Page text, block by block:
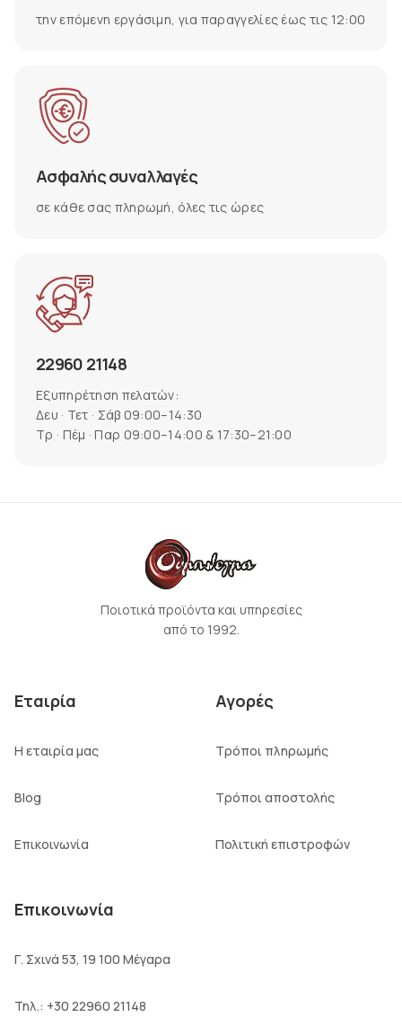
την επόμενη εργάσιμη, για παραγγελίες έως τις 12:00
Ασφαλής συναλλαγές
σε κάθε σας πληρωμή, όλες τις ώρες
22960 21148
Εξυπηρέτηση πελατών:
Δευ · Τετ · Σάβ 09:00–14:30
Τρ · Πέμ · Παρ 09:00–14:00 & 17:30–21:00
Ποιοτικά προϊόντα και υπηρεσίες
από το 1992.
Εταιρία
Η εταιρία μας
Blog
Επικοινωνία
Αγορές
Τρόποι πληρωμής
Τρόποι αποστολής
Πολιτική επιστροφών
Επικοινωνία
Γ. Σχινά 53, 19 100 Μέγαρα
Τηλ.: +30 22960 21148